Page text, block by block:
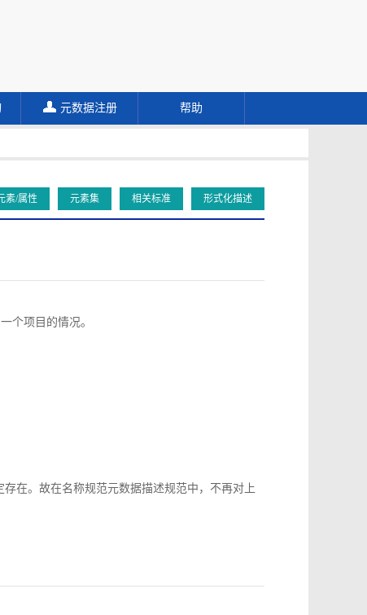
元数据注册 帮助
素/属性 元素集 相关标准 形式化描述
个项目的情况。
存在。故在名称规范元数据描述规范中，不再对上